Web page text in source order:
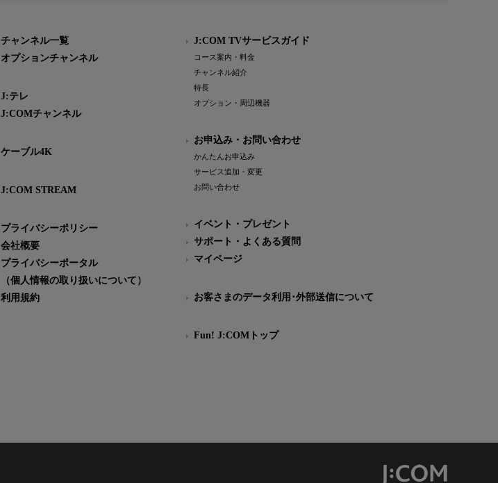
チャンネル一覧
オプションチャンネル
J:テレ
J:COMチャンネル
ケーブル4K
J:COM STREAM
プライバシーポリシー
会社概要
プライバシーポータル
（個人情報の取り扱いについて）
利用規約
J:COM TVサービスガイド
コース案内・料金
チャンネル紹介
特長
オプション・周辺機器
お申込み・お問い合わせ
かんたんお申込み
サービス追加・変更
お問い合わせ
イベント・プレゼント
サポート・よくある質問
マイページ
お客さまのデータ利用･外部送信について
Fun! J:COMトップ